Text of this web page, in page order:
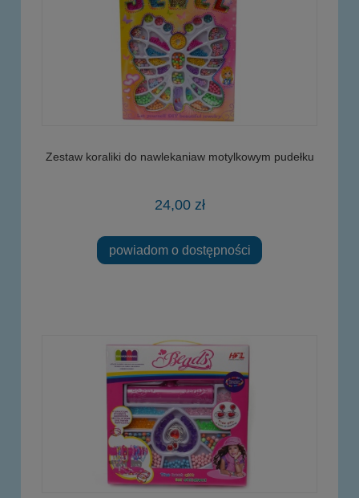
Zestaw koraliki do nawlekaniaw motylkowym pudełku
24,00 zł
powiadom o dostępności